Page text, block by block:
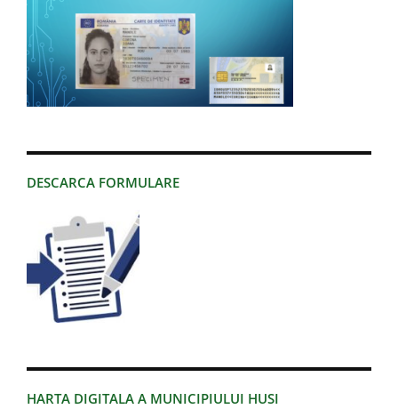
DESCARCA FORMULARE
HARTA DIGITALA A MUNICIPIULUI HUSI